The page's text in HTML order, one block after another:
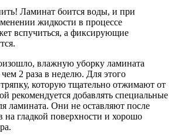
Ламинат боится воды, и при
жидкости в процессе
вспучиться, а фиксирующие
влажную уборку ламината
2 раза в неделю. Для этого
которую тщательно отжимают от
рекомендуется добавлять специальные
ламината. Они не оставляют после
на гладкой поверхности и хорошо